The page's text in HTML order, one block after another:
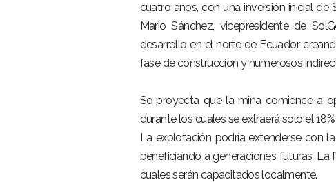
cuatro años, con una inversión inicial
Mario Sánchez, vicepresidente de
desarrollo en el norte de Ecuador,
fase de construcción y numerosos
Se proyecta que la mina comience a
durante los cuales se extraerá solo el
La explotación podría extenderse con
beneficiando a generaciones futuras.
cuales serán capacitados localmente.